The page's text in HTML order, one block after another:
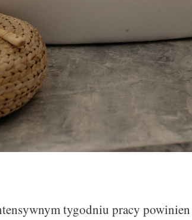
tygodniu pracy powinien